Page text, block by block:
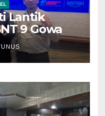
Lantik
9 Gowa